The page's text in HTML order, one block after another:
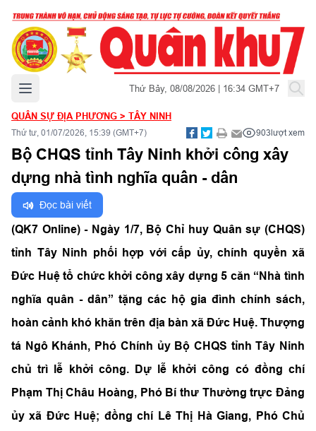
Mở menu chính Thứ Bảy, 08/08/2026 | 16:34 GMT+7
QUÂN SỰ ĐỊA PHƯƠNG > TÂY NINH
Thứ tư, 01/07/2026, 15:39 (GMT+7) 903lượt xem
Bộ CHQS tỉnh Tây Ninh khởi công xây
dựng nhà tình nghĩa quân - dân
Đọc bài viết
(QK7 Online) - Ngày 1/7, Bộ Chỉ huy Quân sự (CHQS)
tỉnh Tây Ninh phối hợp với cấp ủy, chính quyền xã
Đức Huệ tổ chức khởi công xây dựng 5 căn “Nhà tình
nghĩa quân - dân” tặng các hộ gia đình chính sách,
hoàn cảnh khó khăn trên địa bàn xã Đức Huệ. Thượng
tá Ngô Khánh, Phó Chính ủy Bộ CHQS tỉnh Tây Ninh
chủ trì lễ khởi công. Dự lễ khởi công có đồng chí
Phạm Thị Châu Hoàng, Phó Bí thư Thường trực Đảng
ủy xã Đức Huệ; đồng chí Lê Thị Hà Giang, Phó Chủ